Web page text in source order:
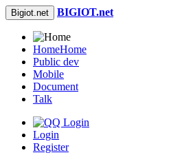
Bigiot.net BIGIOT.net
HomeHome
Public dev
Mobile
Document
Talk
Login
Register